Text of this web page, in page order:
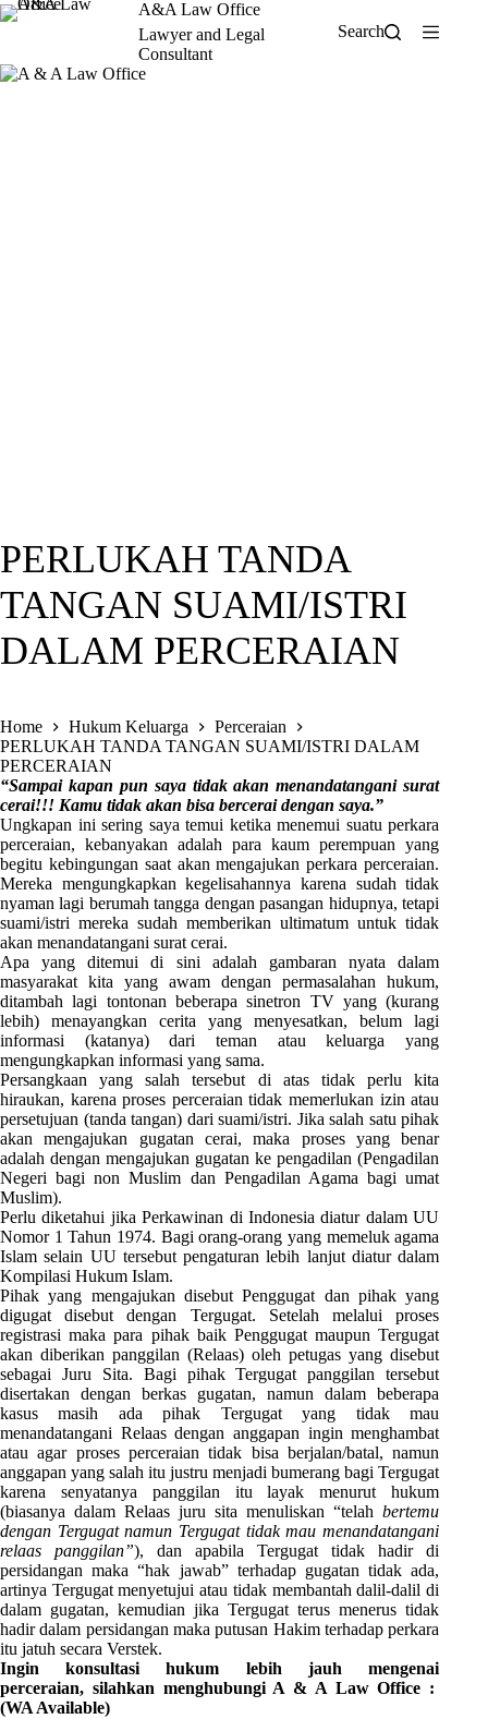
Skip
to
A&A Law Office
Lawyer and Legal
Consultant
Search
PERLUKAH TANDA
TANGAN SUAMI/ISTRI
DALAM PERCERAIAN
Home Hukum Keluarga
Perceraian
PERLUKAH TANDA TANGAN SUAMI/ISTRI DALAM
PERCERAIAN
“Sampai kapan pun saya tidak akan menandatangani surat
cerai!!! Kamu tidak akan bisa bercerai dengan saya.”
Ungkapan ini sering saya temui ketika menemui suatu perkara
perceraian, kebanyakan adalah para kaum perempuan yang
begitu kebingungan saat akan mengajukan perkara perceraian.
Mereka mengungkapkan kegelisahannya karena sudah tidak
nyaman lagi berumah tangga dengan pasangan hidupnya, tetapi
suami/istri mereka sudah memberikan ultimatum untuk tidak
akan menandatangani surat cerai.
Apa yang ditemui di sini adalah gambaran nyata dalam
masyarakat kita yang awam dengan permasalahan hukum,
ditambah lagi tontonan beberapa sinetron TV yang (kurang
lebih) menayangkan cerita yang menyesatkan, belum lagi
informasi (katanya) dari teman atau keluarga yang
mengungkapkan informasi yang sama.
Persangkaan yang salah tersebut di atas tidak perlu kita
hiraukan, karena proses perceraian tidak memerlukan izin atau
persetujuan (tanda tangan) dari suami/istri. Jika salah satu pihak
akan mengajukan gugatan cerai, maka proses yang benar
adalah dengan mengajukan gugatan ke pengadilan (Pengadilan
Negeri bagi non Muslim dan Pengadilan Agama bagi umat
Muslim).
Perlu diketahui jika Perkawinan di Indonesia diatur dalam UU
Nomor 1 Tahun 1974. Bagi orang-orang yang memeluk agama
Islam selain UU tersebut pengaturan lebih lanjut diatur dalam
Kompilasi Hukum Islam.
Pihak yang mengajukan disebut Penggugat dan pihak yang
digugat disebut dengan Tergugat. Setelah melalui proses
registrasi maka para pihak baik Penggugat maupun Tergugat
akan diberikan panggilan (Relaas) oleh petugas yang disebut
sebagai Juru Sita. Bagi pihak Tergugat panggilan tersebut
disertakan dengan berkas gugatan, namun dalam beberapa
kasus masih ada pihak Tergugat yang tidak mau
menandatangani Relaas dengan anggapan ingin menghambat
atau agar proses perceraian tidak bisa berjalan/batal, namun
anggapan yang salah itu justru menjadi bumerang bagi Tergugat
karena senyatanya panggilan itu layak menurut hukum
(biasanya dalam Relaas juru sita menuliskan “telahbertemu
dengan Tergugat namun Tergugat tidak mau menandatangani
relaas panggilan”), dan apabila Tergugat tidak hadir di
persidangan maka “hak jawab” terhadap gugatan tidak ada,
artinya Tergugat menyetujui atau tidak membantah dalil-dalil di
dalam gugatan, kemudian jika Tergugat terus menerus tidak
hadir dalam persidangan maka putusan Hakim terhadap perkara
itu jatuh secara Verstek.
Ingin konsultasi hukum lebih jauhmengenai
perceraian, silahkan menghubungi A & A Law Office :
(WA Available)